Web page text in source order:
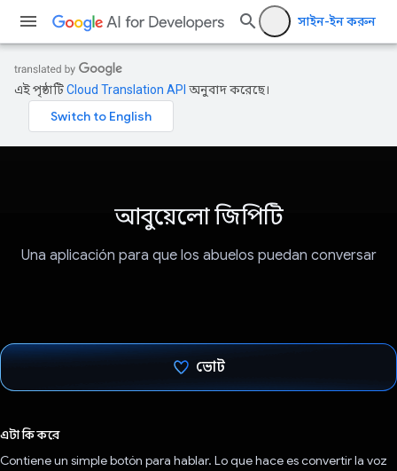
সাইন-ইন করুন
এই পৃষ্ঠাটিCloud Translation API অনুবাদ করেছে।
আবুয়েলো জিপিটি
Una aplicación para que los abuelos puedan conversar
ভোট
এটা কি করে
Contiene un simple botón para hablar. Lo que hace es convertir la voz